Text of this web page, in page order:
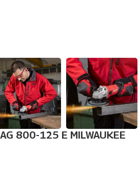
800-125 E MILWAUKEE